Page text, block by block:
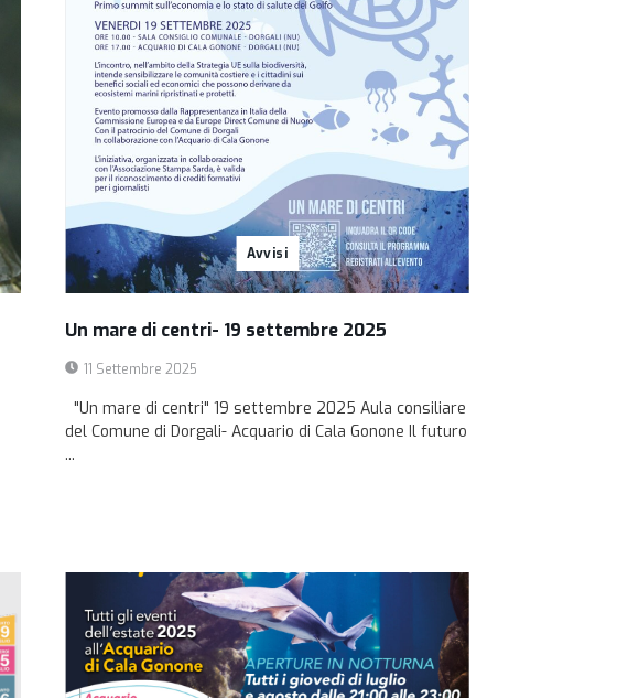
Avvisi
Un mare di centri- 19 settembre 2025
11 Settembre 2025
"Un mare di centri" 19 settembre 2025 Aula consiliare
del Comune di Dorgali- Acquario di Cala Gonone Il futuro
...